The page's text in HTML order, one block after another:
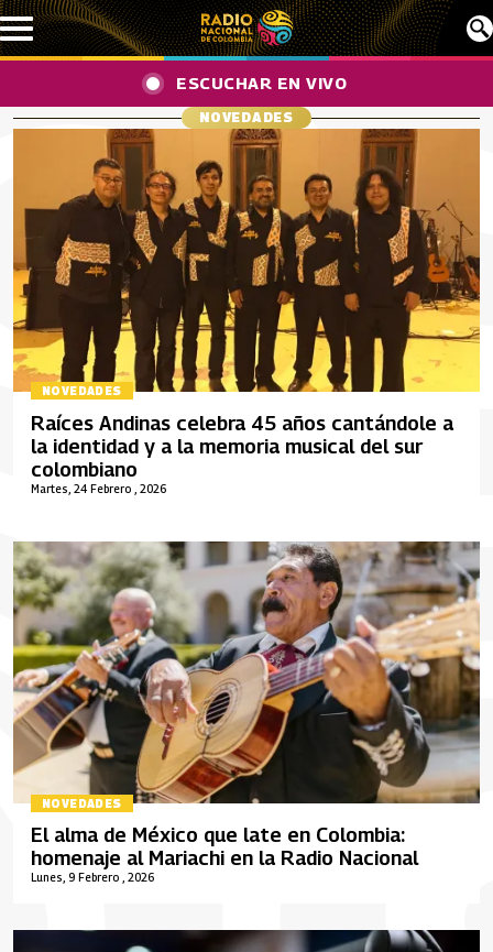
Pasar al contenido principal
ESCUCHAR EN VIVO
NOVEDADES
NOVEDADES
Martes, 24 Febrero , 2026
Raíces Andinas celebra 45 años cantándole a
la identidad y a la memoria musical del sur
colombiano
NOVEDADES
Lunes, 9 Febrero , 2026
El alma de México que late en Colombia:
homenaje al Mariachi en la Radio Nacional